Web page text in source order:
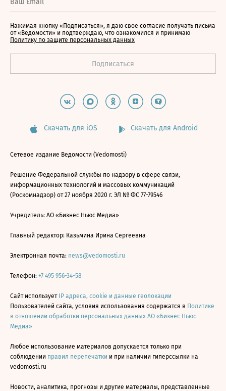
Нажимая кнопку «Подписаться», я даю свое согласие получать письма
от «Ведомости» и подтверждаю, что ознакомился и принимаю
Политику по защите персональных данных
Скачать для iOS Скачать для Android
Сетевое издание Ведомости (Vedomosti)
Решение Федеральной службы по надзору в сфере связи,
информационных технологий и массовых коммуникаций
(Роскомнадзор) от 27 ноября 2020 г. ЭЛ № ФС 77-79546
Учредитель: АО «Бизнес Ньюс Медиа»
Главный редактор: Казьмина Ирина Сергеевна
Электронная почта: news@vedomosti.ru
Телефон: +7 495 956-34-58
Сайт использует IP адреса, cookie и данные геолокации
Пользователей сайта, условия использования содержатся в Политике
в отношении обработки персональных данных АО «Бизнес Ньюс
Медиа»
Любое использование материалов допускается только при
соблюдении правил перепечатки и при наличии гиперссылки на
vedomosti.ru
Новости, аналитика, прогнозы и другие материалы, представленные